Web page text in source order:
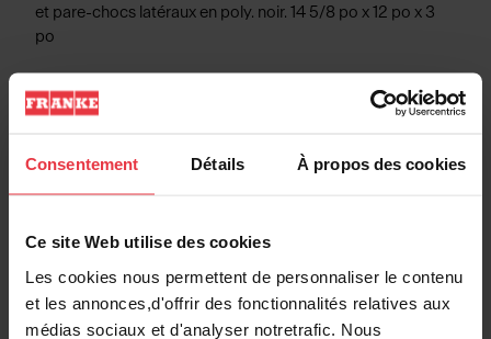
Consentement Détails À propos des cookies
Ce site Web utilise des cookies
Les cookies nous permettent de personnaliser le contenu
et les annonces,d'offrir des fonctionnalités relatives aux
médias sociaux et d'analyser notretrafic. Nous
et pare-chocs latéraux en poly. noir. 14 5/8 po x 12 po x 3
po
Informations produits
EAN/UPC 0662785600389